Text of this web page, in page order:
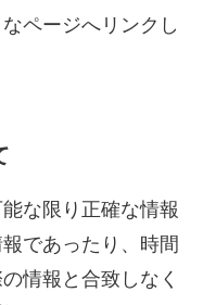
ページへリンクし
な限り正確な情報
であったり、時間
情報と合致しなく